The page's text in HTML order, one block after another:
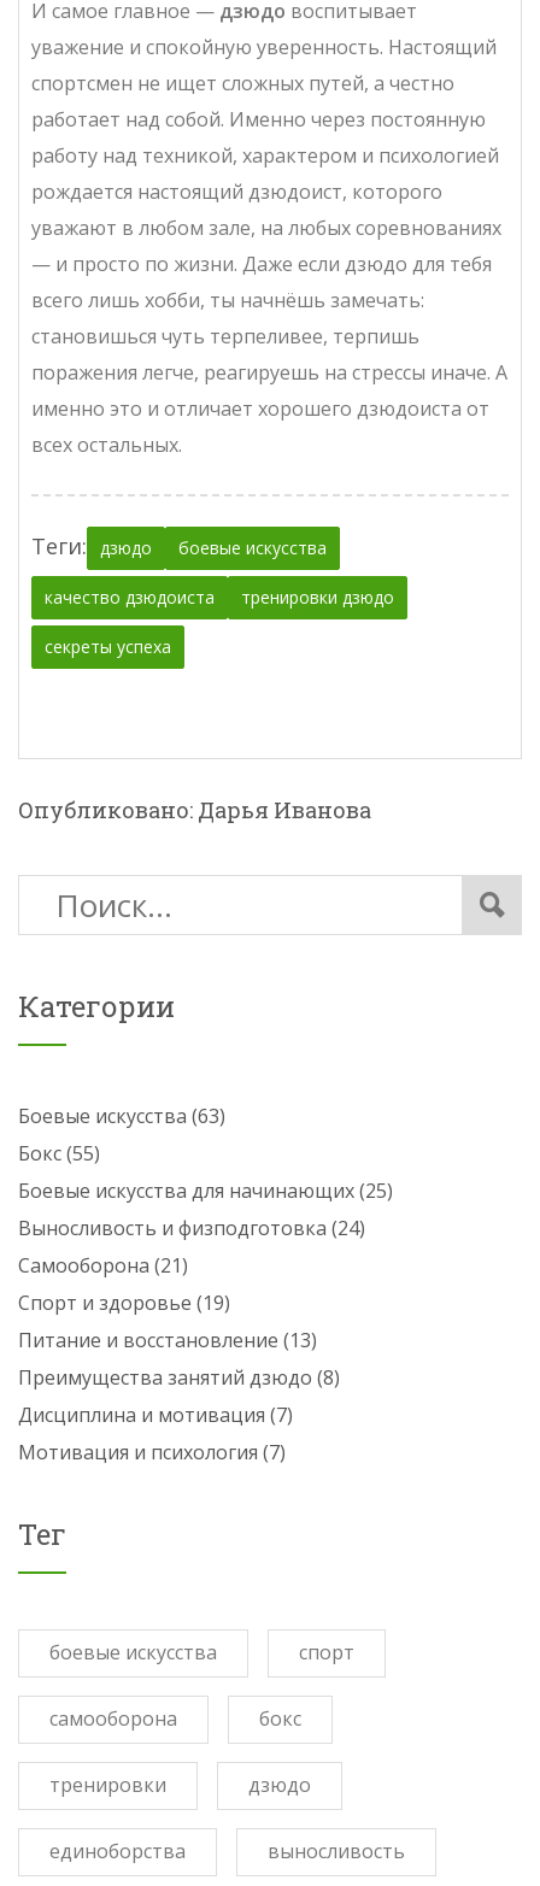
И самое главное — дзюдо воспитывает
уважение и спокойную уверенность. Настоящий
спортсмен не ищет сложных путей, а честно
работает над собой. Именно через постоянную
работу над техникой, характером и психологией
рождается настоящий дзюдоист, которого
уважают в любом зале, на любых соревнованиях
— и просто по жизни. Даже если дзюдо для тебя
всего лишь хобби, ты начнёшь замечать:
становишься чуть терпеливее, терпишь
поражения легче, реагируешь на стрессы иначе. А
именно это и отличает хорошего дзюдоиста от
всех остальных.
Теги: дзюдо боевые искусства
качество дзюдоиста тренировки дзюдо
секреты успеха
Опубликовано: Дарья Иванова
Категории
Боевые искусства (63)
Бокс(55)
Боевые искусства для начинающих(25)
Выносливость и физподготовка (24)
Самооборона (21)
Спорт и здоровье (19)
Питание и восстановление (13)
Преимущества занятий дзюдо (8)
Дисциплина и мотивация (7)
Мотивация и психология (7)
Тег
боевые искусства спорт
самооборона бокс
тренировки дзюдо
единоборства выносливость